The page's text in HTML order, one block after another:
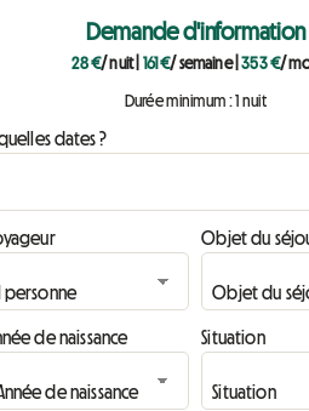
Demande d'information
28 €/ nuit| 161 €/ semaine|353 €/
Durée minimum : 1 nuit
dates ?
Objet du
de naissance Situation